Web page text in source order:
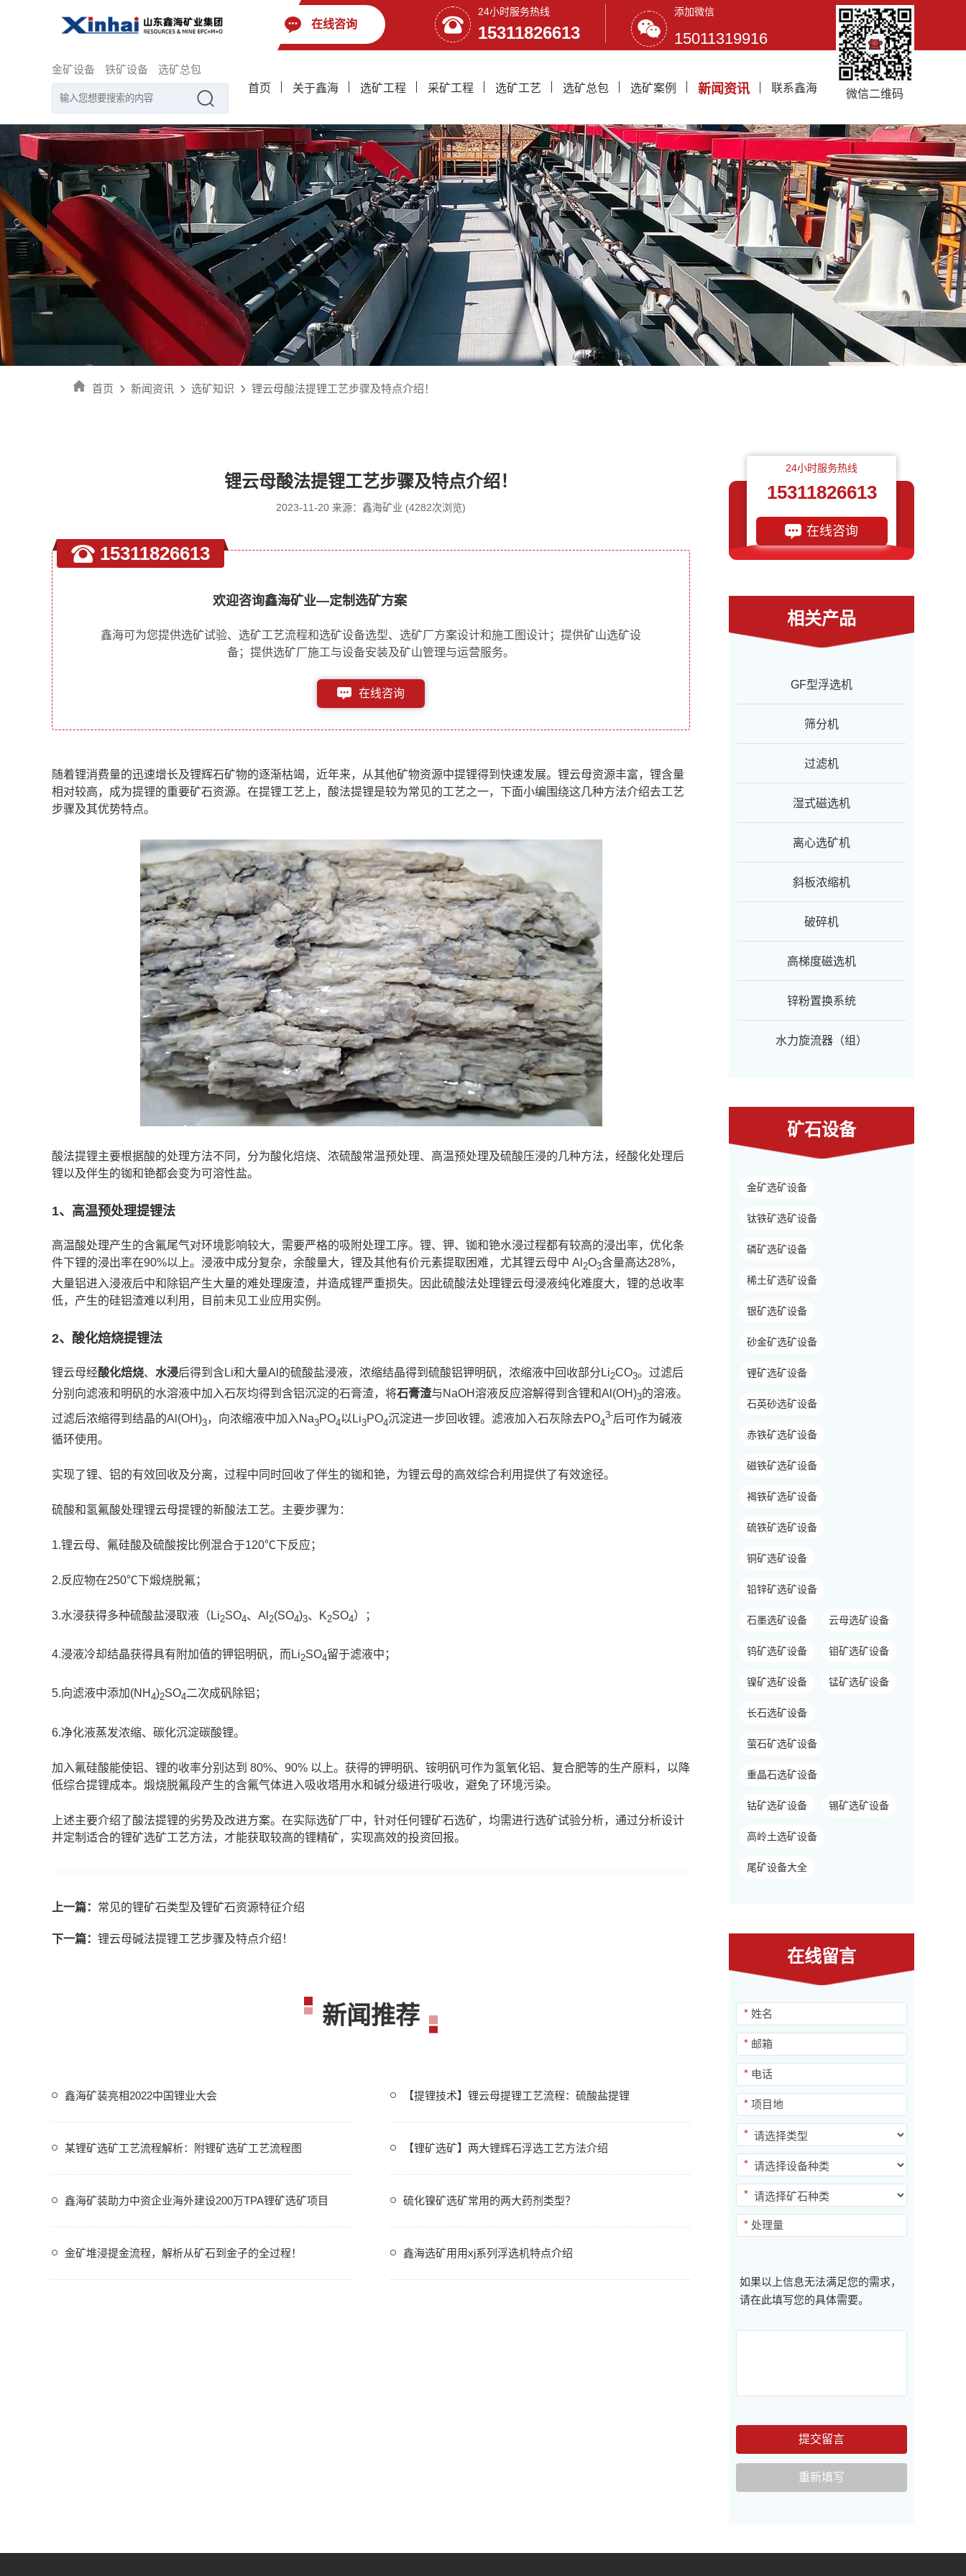
在线咨询
添加微信
15011319916
24小时服务热线
15311826613
微信二维码
金矿设备 铁矿设备
选矿总包
首页
关于鑫海 选矿工程 采矿工程 选矿工艺 选矿总包 选矿案例 新闻资讯 联系鑫海
首页 新闻资讯 选矿知识 锂云母酸法提锂工艺步骤及特点介绍！
锂云母酸法提锂工艺步骤及特点介绍！
2023-11-20 来源：鑫海矿业 (4282次浏览)
15311826613
欢迎咨询鑫海矿业—定制选矿方案
鑫海可为您提供选矿试验、选矿工艺流程和选矿设备选型、选矿厂方案设计和施工图设计；提供矿山选矿设
备；提供选矿厂施工与设备安装及矿山管理与运营服务。
在线咨询
随着锂消费量的迅速增长及锂辉石矿物的逐渐枯竭，近年来，从其他矿物资源中提锂得到快速发展。锂云母资源丰富，锂含量
相对较高，成为提锂的重要矿石资源。在提锂工艺 上，酸法提锂是较为常见的工艺之一，下面小编围绕这几种方法介绍去工艺
步骤及其优势特点。
酸法提锂主要根据酸的处理方法不同，分为酸化焙烧、浓硫酸常温预处理、高温预处理及硫酸压浸的几种方法，经酸化处理后
锂以及伴生的铷和铯都会变为可溶性盐。
1、高温预处理提锂法
高温酸处理产生的含氟尾气对环境影响较大，需要严格的吸附处理工序。锂、钾、铷和铯水浸过程都有较高的浸出率，优化条
件下锂的浸出率在90%以上。浸液中成分复杂，余酸量大，锂及其他有价元素提取困难，尤其锂云母中 Al 2O3含量高达28%，
大量铝进入浸液后中和除铝产生大量的难处理废渣，并造成锂严重损失。因此硫酸法处理锂云母浸液纯化难度大，锂的总收率
低，产生的硅铝渣难以利用，目前未见工业应用实例。
2、酸化焙烧提锂法
锂云母经酸化焙烧、 水浸后得到含Li和大量Al的硫酸盐浸液，浓缩结晶得到硫酸铝钾明矾，浓缩液中回收部分Li2CO3。过滤后
分别向滤液和明矾的水溶液中加入石灰均得到含铝沉淀的石膏渣，将石膏渣与NaOH溶液反应溶解得到含锂和Al(OH)3的溶液。
过滤后浓缩得到结晶的Al(OH)3，向浓缩液中加入Na3PO4以Li3PO4沉淀进一步回收锂。滤液加入石灰除去PO4
3-后可作为碱液
循环使用。
实现了锂、铝的有效回收及分离，过程中同时回收了伴生的铷和铯，为锂云母的高效综合利用提供了有效途径。
硫酸和氢氟酸处理锂云母提锂的新酸法工艺。主要步骤为：
1.锂云母、氟硅酸及硫酸按比例混合于120℃下反应；
2.反应物在250℃下煅烧脱氟；
3.水浸获得多种硫酸盐浸取液（Li2SO4、Al 2(SO4)3、K2SO4）；
4.浸液冷却结晶获得具有附加值的钾铝明矾，而Li2SO4留于滤液中；
5.向滤液中添加(NH 4)2SO4二次成矾除铝；
6.净化液蒸发浓缩、碳化沉淀碳酸锂。
加入氟硅酸能使铝、锂的收率分别达到 80%、90% 以上。获得的钾明矾、铵明矾可作为氢氧化铝、复合肥等的生产原料，以降
低综合提锂成本。煅烧脱氟段产生的含氟气体进入吸收塔用水和碱分级进行吸收，避免了环境污染。
上述主要介绍了酸法提锂的劣势及改进方案。在实际选矿厂中，针对任何锂矿石选矿，均需进行选矿试验分析，通过分析设计
并定制适合的锂矿选矿工艺方法，才能获取较高的锂精矿，实现高效的投资回报。
上一篇： 常见的锂矿石类型及锂矿石资源特征介绍
下一篇： 锂云母碱法提锂工艺步骤及特点介绍！
新闻推荐
鑫海矿装亮相2022中国锂业大会 【提锂技术】锂云母提锂工艺流程：硫酸盐提锂
某锂矿选矿工艺流程解析：附锂矿选矿工艺流程图 【锂矿选矿】两大锂辉石浮选工艺方法介绍
鑫海矿装助力中资企业海外建设200万TPA锂矿选矿项目 硫化镍矿选矿常用的两大药剂类型？
金矿堆浸提金流程，解析从矿石到金子的全过程！ 鑫海选矿用用xj系列浮选机特点介绍
24小时服务热线
15311826613
在线咨询
相关产品
GF型浮选机
筛分机
过滤机
湿式磁选机
离心选矿机
斜板浓缩机
破碎机
高梯度磁选机
锌粉置换系统
水力旋流器（组）
矿石设备
金矿选矿设备
钛铁矿选矿设备
磷矿选矿设备
稀土矿选矿设备
银矿选矿设备
砂金矿选矿设备
锂矿选矿设备
石英砂选矿设备
赤铁矿选矿设备
磁铁矿选矿设备
褐铁矿选矿设备
硫铁矿选矿设备
铜矿选矿设备
铅锌矿选矿设备
石墨选矿设备 云母选矿设备
钨矿选矿设备 钼矿选矿设备
镍矿选矿设备 锰矿选矿设备
长石选矿设备
萤石矿选矿设备
重晶石选矿设备
钴矿选矿设备 锡矿选矿设备
高岭土选矿设备
尾矿设备大全
在线留言
*
*
*
*
*
*
*
*
如果以上信息无法满足您的需求，
请在此填写您的具体需要。